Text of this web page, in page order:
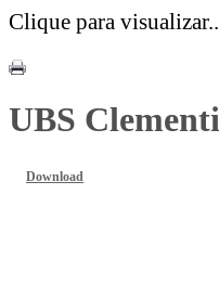
Clique para
UBS
Download